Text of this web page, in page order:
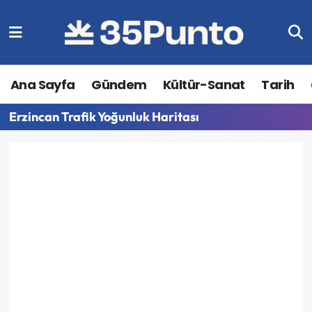
Ana Sayfa Gündem Kültür-Sanat Tarih
Erzincan Trafik Yoğunluk Haritası